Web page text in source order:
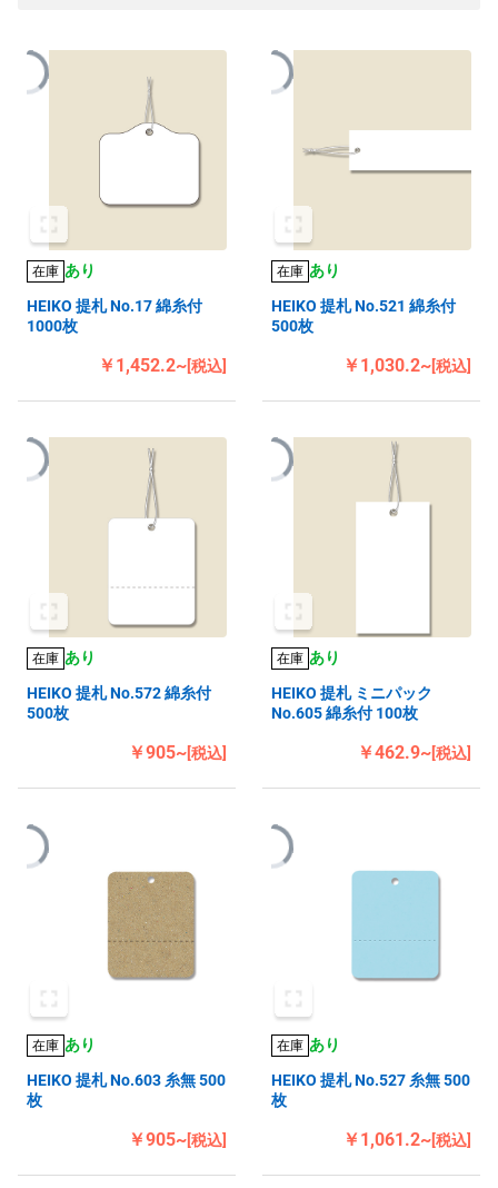
在庫 あり
HEIKO 提札 No.17 綿糸付
1000枚
￥1,452.2~[税込]
在庫 あり
HEIKO 提札 No.521 綿糸付
500枚
￥1,030.2~[税込]
在庫 あり
HEIKO 提札 No.572 綿糸付
500枚
￥905~[税込]
在庫 あり
HEIKO 提札 ミニパック
No.605 綿糸付 100枚
￥462.9~[税込]
在庫 あり
HEIKO 提札 No.603 糸無 500
枚
￥905~[税込]
在庫 あり
HEIKO 提札 No.527 糸無 500
枚
￥1,061.2~[税込]